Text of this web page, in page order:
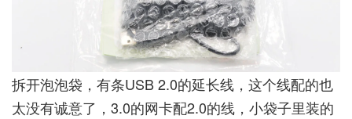
拆开泡泡袋，有条USB 2.0的延长线，这个线配的也
太没有诚意了，3.0的网卡配2.0的线，小袋子里装的